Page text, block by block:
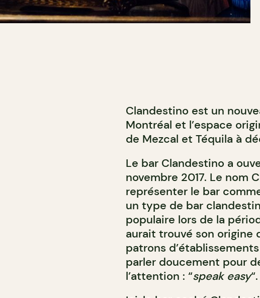
Clandestino est un
Montréal et l’espace
de Mezcal et Téquila à
Le bar Clandestino a
novembre 2017. Le nom
représenter le bar
un type de bar
populaire lors de la
aurait trouvé son origine
patrons
parler doucement pour
l’attention : “speak easy“.